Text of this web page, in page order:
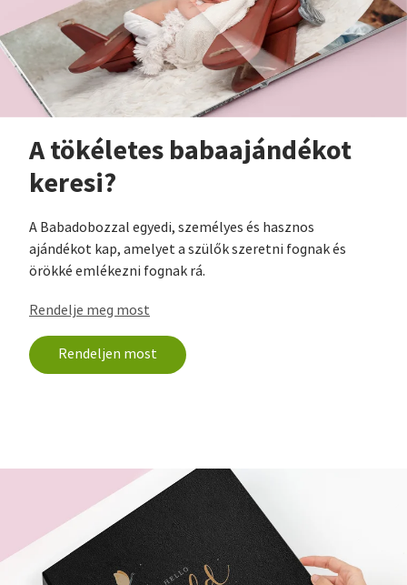
A tökéletes babaajándékot
keresi?
A Babadobozzal egyedi, személyes és hasznos
ajándékot kap, amelyet a szülők szeretni fognak és
örökké emlékezni fognak rá.
Rendelje meg most
Rendeljen most